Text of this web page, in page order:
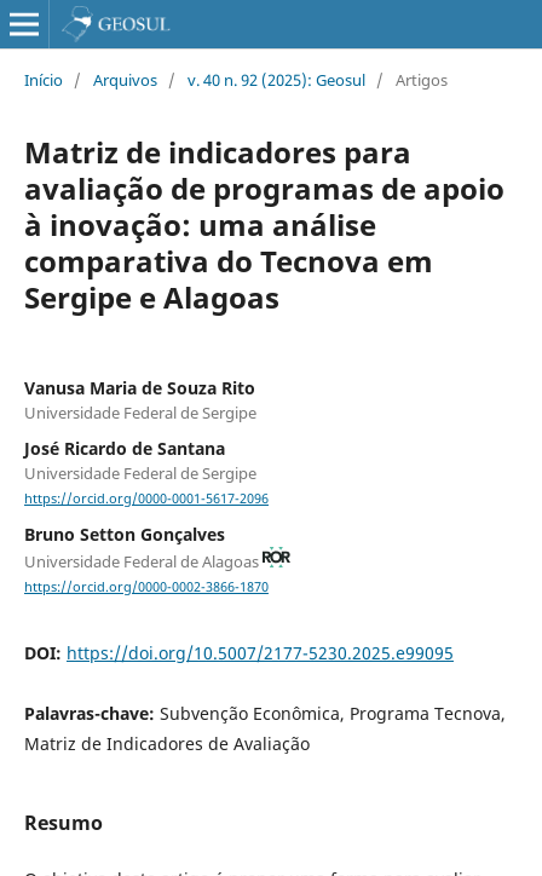
Início / Arquivos / v. 40 n. 92 (2025): Geosul / Artigos
Matriz de indicadores para
avaliação de programas de apoio
à inovação: uma análise
comparativa do Tecnova em
Sergipe e Alagoas
Vanusa Maria de Souza Rito
Universidade Federal de Sergipe
José Ricardo de Santana
Universidade Federal de Sergipe
https://orcid.org/0000-0001-5617-2096
Bruno Setton Gonçalves
Universidade Federal de Alagoas
https://orcid.org/0000-0002-3866-1870
DOI: https://doi.org/10.5007/2177-5230.2025.e99095
Palavras-chave: Subvenção Econômica, Programa Tecnova,
Matriz de Indicadores de Avaliação
Resumo